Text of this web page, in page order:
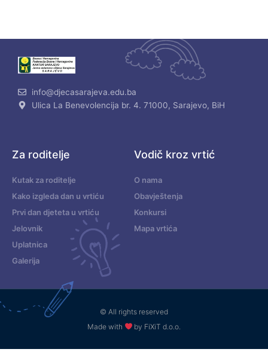
info@djecasarajeva.edu.ba
Ulica La Benevolencija br. 4. 71000, Sarajevo, BiH
Za roditelje
Kutak za roditelje
Kako izgleda dan u vrtiću
Prvi dan djeteta u vrtiću
Jelovnik
Uplatnica
Galerija
Vodič kroz vrtić
O nama
Obavještenja
Konkursi
Mapa vrtića
© All rights reserved
Made with
by FiXiT d.o.o.